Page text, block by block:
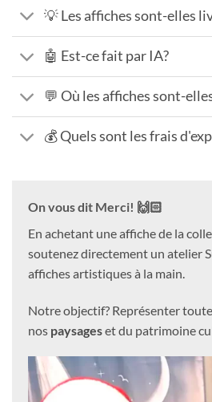
💡 Les affiches sont-elles
🤖 Est-ce fait par IA?
💬 Où les affiches sont-
💰 Quels sont les frais
On vous dit Merci! 🙌🏻
En achetant une affiche de la
soutenez directement un atelier
affiches artistiques à la main.
Notre objectif? Représenter
nos paysageset du patrimoine